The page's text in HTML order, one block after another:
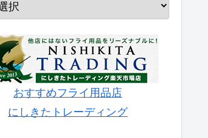
おすすめフライ用品店
にしきたトレーディング